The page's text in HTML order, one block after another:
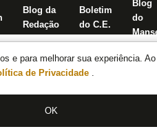
e para melhorar sua experiência.
de Privacidade .
OK
Blog da
Redação
Boletim
do C.E.
Blog
do